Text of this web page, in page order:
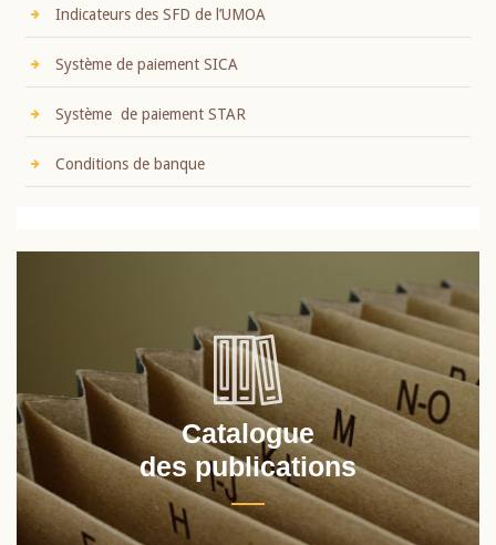
Indicateurs des SFD de l’UMOA
Système de paiement SICA
Système de paiement STAR
Conditions de banque
Catalogue
des publications